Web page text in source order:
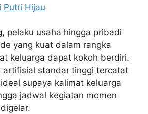
Putri Hijau
pelaku usaha hingga pribadi
yang kuat dalam rangka
keluarga dapat kokoh berdiri.
artifisial standar tinggi tercatat
supaya kalimat keluarga
jadwal kegiatan momen